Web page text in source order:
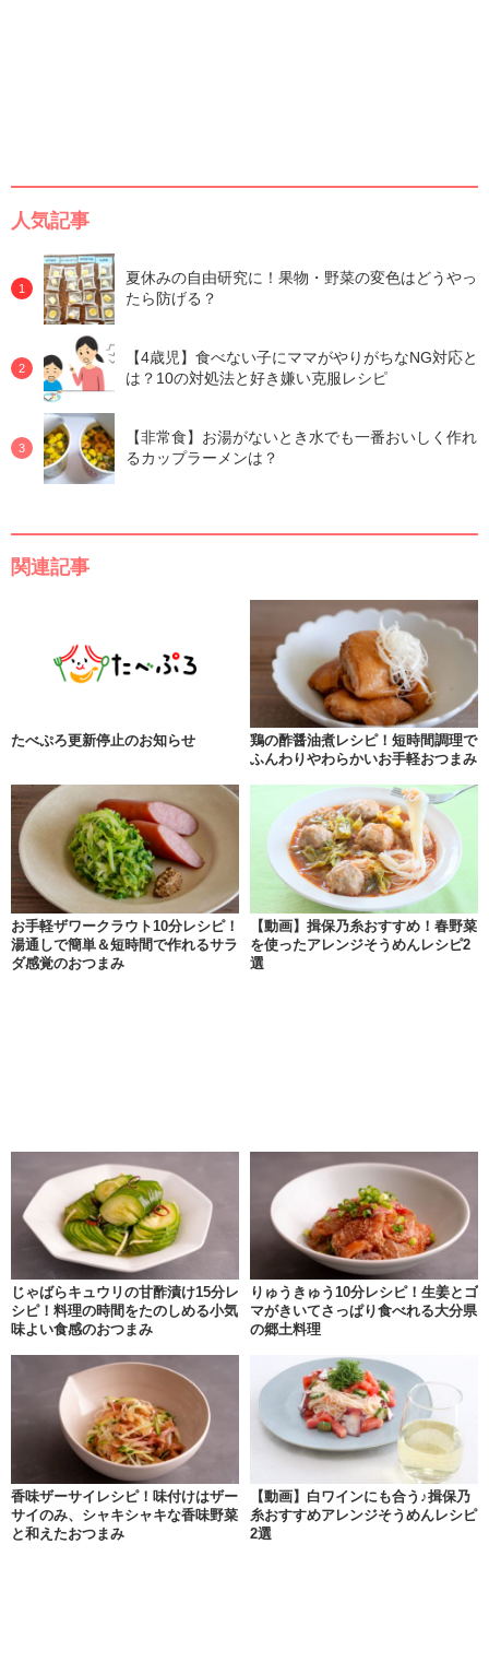
人気記事
夏休みの自由研究に！果物・野菜の変色はどうやっ
たら防げる？
【4歳児】食べない子にママがやりがちなNG対応と
は？10の対処法と好き嫌い克服レシピ
【非常食】お湯がないとき水でも一番おいしく作れ
るカップラーメンは？
関連記事
たべぷろ更新停止のお知らせ
鶏の酢醤油煮レシピ！短時間調理で
ふんわりやわらかいお手軽おつまみ
お手軽ザワークラウト10分レシピ！
湯通しで簡単＆短時間で作れるサラ
ダ感覚のおつまみ
【動画】揖保乃糸おすすめ！春野菜
を使ったアレンジそうめんレシピ2
選
じゃばらキュウリの甘酢漬け15分レ
シピ！料理の時間をたのしめる小気
味よい食感のおつまみ
りゅうきゅう10分レシピ！生姜とゴ
マがきいてさっぱり食べれる大分県
の郷土料理
香味ザーサイレシピ！味付けはザー
サイのみ、シャキシャキな香味野菜
と和えたおつまみ
【動画】白ワインにも合う♪揖保乃
糸おすすめアレンジそうめんレシピ
2選